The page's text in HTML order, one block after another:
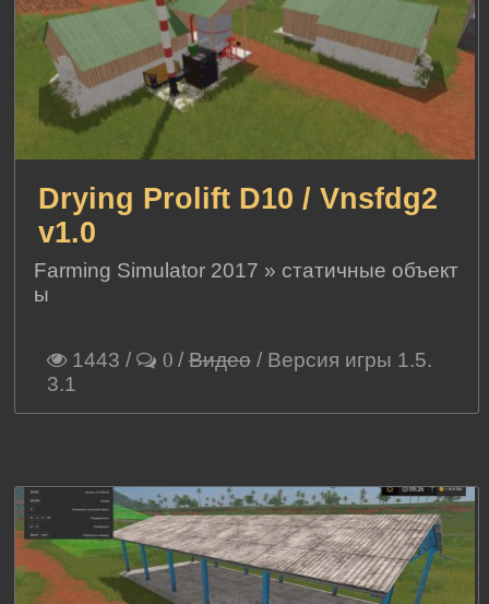
Drying Prolift D10 / Vnsfdg2
v1.0
Farming Simulator 2017 » статичные объект
ы
1443 / 0 /Видео/ Версия игры 1.5.
3.1